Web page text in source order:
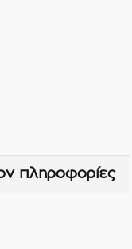
πληροφορίες